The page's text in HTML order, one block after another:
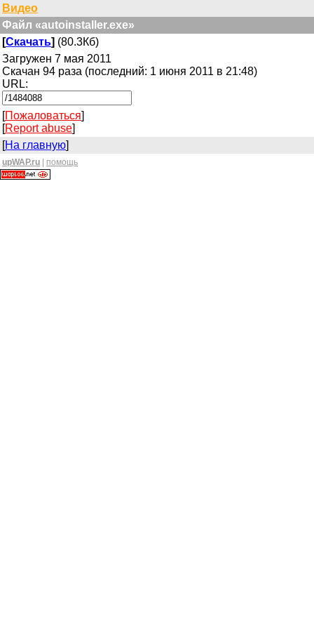
Видео
Файл «autoinstaller.exe»
[Скачать] (80.3Кб)
Загружен 7 мая 2011
Скачан 94 раза (последний: 1 июня 2011 в 21:48)
URL:
[Пожаловаться]
[Report abuse]
[На главную]
upWAP.ru помощь